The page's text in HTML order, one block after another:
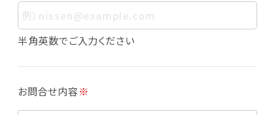
せん。
・会員登録者の個人認証
・会員ポイントプログラムの運営
・メールマガジンの配信
・本サービスに関する規約等の変更の通知
半角英数でご入力ください
お問合せ内容※